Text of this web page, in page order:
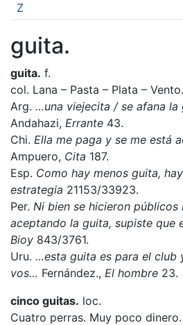
Z
guita.
guita. f.
col. Lana – Pasta – Plata –
Arg. …una viejecita / se afana
Andahazi, Errante 43.
Chi. Ella me paga y se me está
Ampuero, Cita 187.
Esp. Como hay menos guita,
estrategia 21153/33923.
Per. Ni bien se hicieron públicos
aceptando la guita, supiste que
Bioy 843/3761.
Uru. …esta guita es para el club
vos… Fernández., El hombre 23.
cinco guitas. loc.
Cuatro perras. Muy poco dinero.